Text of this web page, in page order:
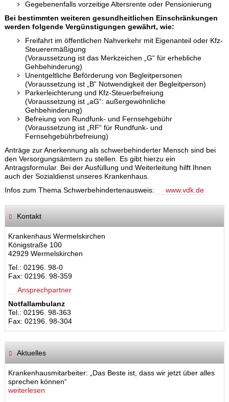
Gegebenenfalls vorzeitige Altersrente oder Pensionierung
Bei bestimmten weiteren gesundheitlichen Einschränkungen
werden folgende Vergünstigungen gewährt, wie:
Freifahrt im öffentlichen Nahverkehr mit Eigenanteil oder Kfz-
Steuerermäßigung
(Voraussetzung ist das Merkzeichen „G“ für erhebliche
Gehbehinderung)
Unentgeltliche Beförderung von Begleitpersonen
(Voraussetzung ist „B“ Notwendigkeit der Begleitperson)
Parkerleichterung und Kfz-Steuerbefreiung
(Voraussetzung ist „aG“: außergewöhnliche
Gehbehinderung)
Befreiung von Rundfunk- und Fernsehgebühr
(Voraussetzung ist „RF“ für Rundfunk- und
Fernsehgebührbefreiung)
Anträge zur Anerkennung als schwerbehinderter Mensch sind bei
den Versorgungsämtern zu stellen. Es gibt hierzu ein
Antragsformular. Bei der Ausfüllung und Weiterleitung hilft Ihnen
auch der Sozialdienst unseres Krankenhaus.
Infos zum Thema Schwerbehindertenausweis:
www.vdk.de
Kontakt
Krankenhaus Wermelskirchen
Königstraße 100
42929 Wermelskirchen
Tel.: 02196. 98-0
Fax: 02196. 98-359
Ansprechpartner
Notfallambulanz
Tel.: 02196. 98-363
Fax: 02196. 98-304
Aktuelles
Krankenhausmitarbeiter: „Das Beste ist, dass wir jetzt über alles
sprechen können“
weiterlesen